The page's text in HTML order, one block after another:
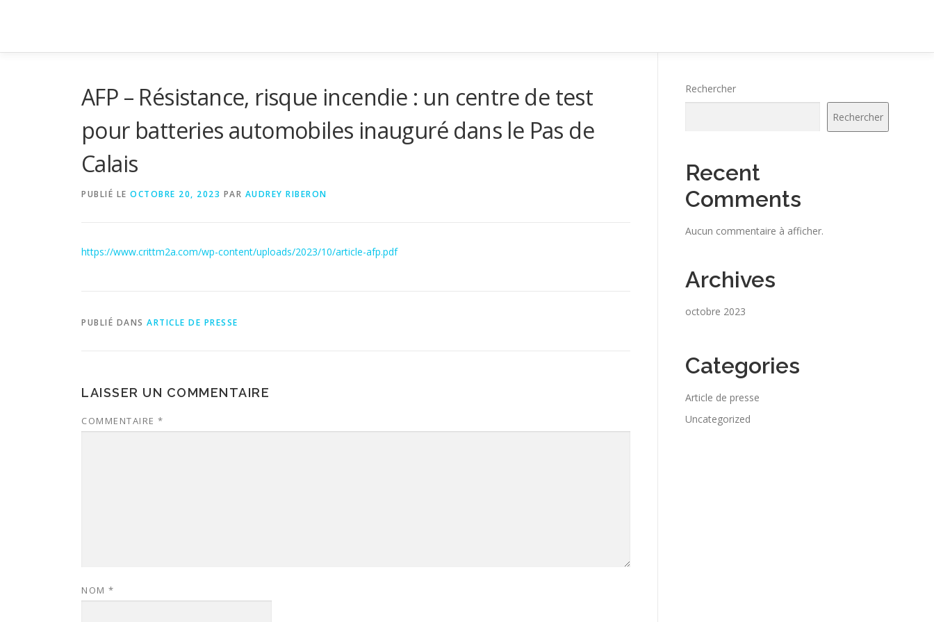
AFP – Résistance, risque incendie : un centre de test
pour batteries automobiles inauguré dans le Pas de
Calais
PUBLIÉ LE OCTOBRE 20, 2023 PAR AUDREY RIBERON
https://www.crittm2a.com/wp-content/uploads/2023/10/article-afp.pdf
PUBLIÉ DANS ARTICLE DE PRESSE
LAISSER UN COMMENTAIRE
COMMENTAIRE *
NOM *
Rechercher
Rechercher
Recent
Comments
Aucun commentaire à afficher.
Archives
octobre 2023
Categories
Article de presse
Uncategorized